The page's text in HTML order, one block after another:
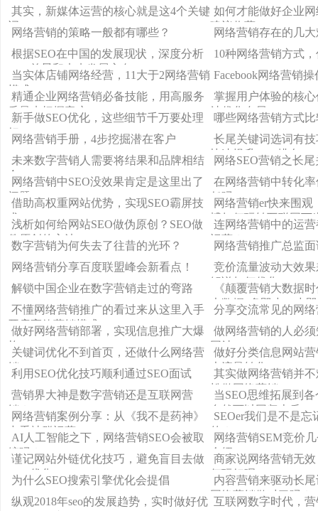
其实，新媒体运营的核心就是这4个关键
词
如何才能做好企业
建议收藏
网络营销的策略一般都有哪些？
网络营销存在的几
根据SEO在中国的发展现状，深度分析
SEO前景和未来发展方向
10种网络营销方式
当实体店铺网络经营，11大于2网络营销
模式
Facebook网络营销
精通企业网络营销必备技能，用高服务
质量来把握客户
掌握用户体验的核
站优化布局
新手做SEO优化，这些细节千万要处理
好
哪些网络营销方式
网络营销手册，4步挖掘潜在客户
长尾关键词选词有
快速提升SEO排名
未来数字营销人需要将结果和品牌相结
合
网络SEO营销之长
网络营销中SEO没效果肯定是这里出了
问题
在网络营销中转化
任吗
借助高权重网站优势，实现SEO霸屏技
术
网络营销er快来围
博如何玩转互联网下
浅析如何给网站SEO做伪原创？SEO做
伪原创的方法
连网络营销中的运
运营？
数字营销为何失去了往昔的光环？
网络营销推广总监
网络营销分享百度联盟峰会新看点！
竞价流量波动大效
解说如何优化
解锁中国企业在数字营销走过的弯路
《颠覆营销大数据
大数据“多即少，少
早已令人眼花缭乱
不懂网络营销推广的看过来从这里入手
开启高效营销模式
分享交流常见的网
做好网络营销部署，实现信息推广大爆
炸
做网络营销的人必
网站
关键词优化不到首页，还做什么网络营
销SEOer!
做好分类信息网站
大流量转化
利用SEO优化技巧顺利通过SEO面试
其实做网络营销并
松做网络营销
营销界大神是数字营销还是互联网营
销？
当SEO思维拓展到
自然可以回归本质
网络营销案例分享：从《我不是药神》
中看社群运营
SEOer我们是不是忘
的？
AI人工智能之下，网络营销SEO会被取
缔吗？
网络营销SEM竞价
介绍
谨记网站外链优化技巧，避免盲目去做
SEO优化
商家说网络营销无
何玩好呢
为什么SEO搜索引擎优化会提倡
内容营销来驱动长
网络营销做对了吗？
纵观2018年seo的发展趋势，实时做好优 互联网数字时代，